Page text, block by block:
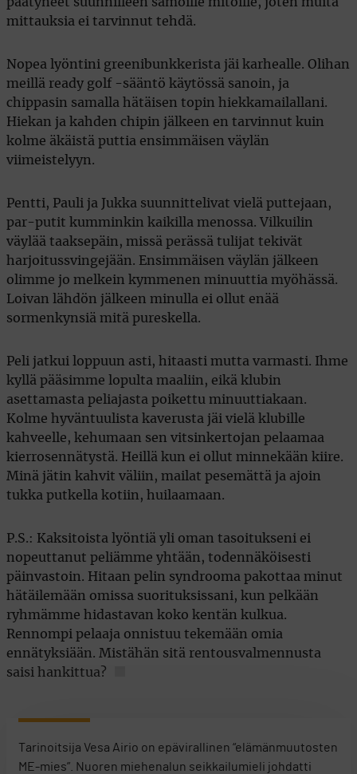
mittauksia ei tarvinnut tehdä.
Nopea lyöntini greenibunkkerista jäi karhealle. Olihan
meillä ready golf -sääntö käytössä sanoin, ja
chippasin samalla hätäisen topin hiekkamailallani.
Hiekan ja kahden chipin jälkeen en tarvinnut kuin
kolme äkäistä puttia ensimmäisen väylän
viimeistelyyn.
Pentti, Pauli ja Jukka suunnittelivat vielä puttejaan,
par-putit kumminkin kaikilla menossa. Vilkuilin
väylää taaksepäin, missä perässä tulijat tekivät
harjoitussvingejään. Ensimmäisen väylän jälkeen
olimme jo melkein kymmenen minuuttia myöhässä.
Loivan lähdön jälkeen minulla ei ollut enää
sormenkynsiä mitä pureskella.
Peli jatkui loppuun asti, hitaasti mutta varmasti. Ihme
kyllä pääsimme lopulta maaliin, eikä klubin
asettamasta peliajasta poikettu minuuttiakaan.
Kolme hyväntuulista kaverusta jäi vielä klubille
kahveelle, kehumaan sen vitsinkertojan pelaamaa
kierrosennätystä. Heillä kun ei ollut minnekään kiire.
Minä jätin kahvit väliin, mailat pesemättä ja ajoin
tukka putkella kotiin, huilaamaan.
P.S.: Kaksitoista lyöntiä yli oman tasoitukseni ei
nopeuttanut peliämme yhtään, todennäköisesti
päinvastoin. Hitaan pelin syndrooma pakottaa minut
hätäilemään omissa suorituksissani, kun pelkään
ryhmämme hidastavan koko kentän kulkua.
Rennompi pelaaja onnistuu tekemään omia
ennätyksiään. Mistähän sitä rentousvalmennusta
saisi hankittua?
Tarinoitsija Vesa Airio on epävirallinen “elämänmuutosten
ME-mies”. Nuoren miehenalun seikkailumieli johdatti